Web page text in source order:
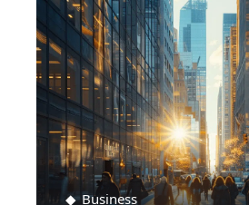
Business